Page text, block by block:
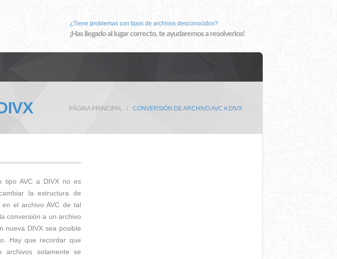
¿Tiene problemas con tipos de archivos desconocidos?
¡Has llegado al lugar correcto, te ayudaremos a resolverlos!
PÁGINA PRINCIPAL CONVERSIÓN DE ARCHIVO AVC A DIVX
tipo AVC a DIVX no es
la estructura de
el archivo AVC de tal
conversión a un archivo
nueva DIVX sea posible
Hay que recordar que
archivos solamente se